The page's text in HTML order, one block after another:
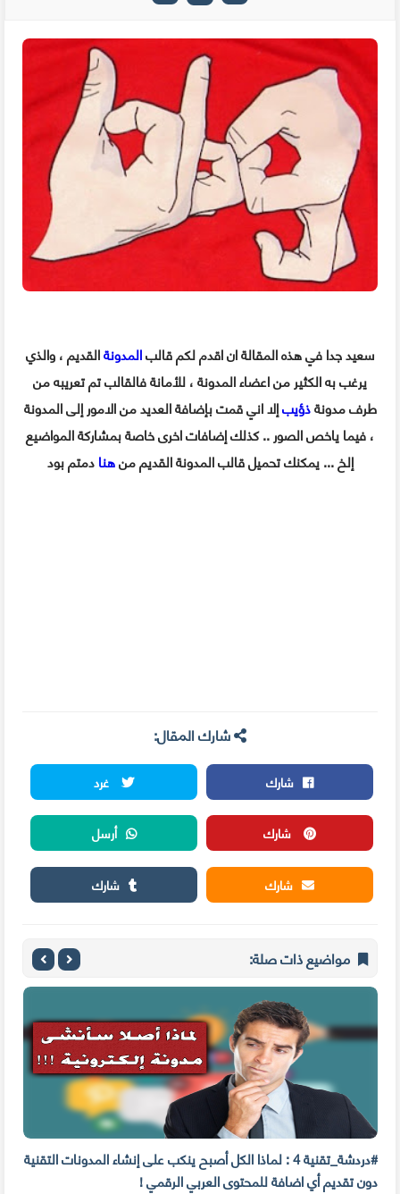
سعيد جدا في هذه المقالة ان اقدم لكم قالبالمدونةالقديم ، والذي
يرغب به الكثير من اعضاء المدونة ، للأمانة فالقالب تم تعريبه من
طرف مدونةذؤيبإلا اني قمت بإضافة العديد من الامور إلى المدونة
، فيما ياخص الصور .. كذلك إضافات اخرى خاصة بمشاركة المواضيع
إلخ ... يمكنك تحميل قالب المدونة القديم منهنادمتم بود
شارك المقال:
شارك
غرد
شارك
أرسل
شارك
شارك
مواضيع ذات صلة:
#دردشة_تقنية 4 : لماذا الكل أصبح ينكب على إنشاء المدونات التقنية
دون تقديم أي اضافة للمحتوى العربي الرقمي !